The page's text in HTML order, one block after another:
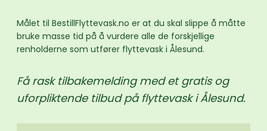
Målet til BestillFlyttevask.no er at du skal slippe å måtte
bruke masse tid på å vurdere alle de forskjellige
renholderne som utfører flyttevask i Ålesund.
Få rask tilbakemelding med et gratis og
uforpliktende tilbud på flyttevask i Ålesund.